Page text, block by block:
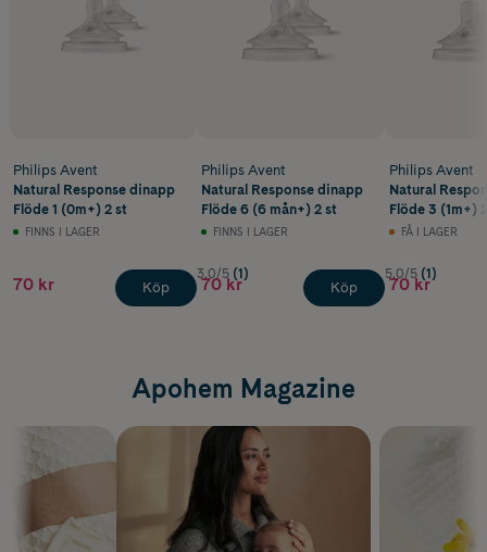
Philips Avent
Natural Response dinapp
Flöde 1 (0m+) 2 st
FINNS I LAGER
70 kr Köp
Philips Avent
Natural Response dinapp
Flöde 6 (6 mån+) 2 st
FINNS I LAGER
3.0/5 (1)
70 kr Köp
Philips Avent
Natural
Flöde 3 (1m+)
FÅ I LAGER
5.0/5 (1)
70 kr
Apohem Magazine